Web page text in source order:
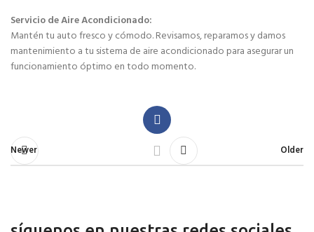
Servicio de Aire Acondicionado:
Mantén tu auto fresco y cómodo. Revisamos, reparamos y damos
mantenimiento a tu sistema de aire acondicionado para asegurar un
funcionamiento óptimo en todo momento.
Newer Older